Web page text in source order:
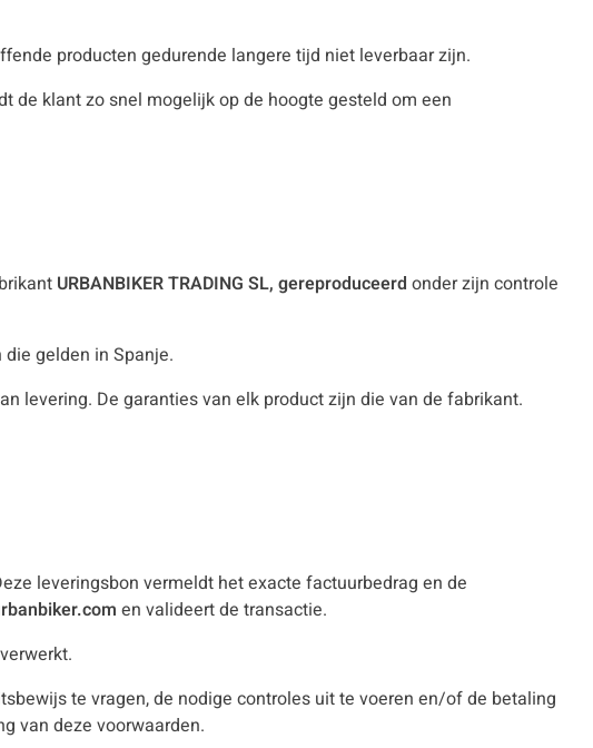
producten gedurende langere tijd niet leverbaar zijn.
de klant zo snel mogelijk op de hoogte gesteld om een
URBANBIKER TRADING SL, gereproduceerd onder zijn controle
gelden in Spanje.
levering. De garanties van elk product zijn die van de fabrikant.
leveringsbon vermeldt het exacte factuurbedrag en de
en valideert de transactie.
te vragen, de nodige controles uit te voeren en/of de betaling
van deze voorwaarden.